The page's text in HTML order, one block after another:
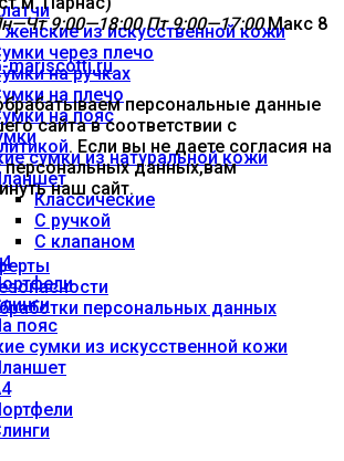
из искусственной кожи
через плечо
на ручках
на плечо
на пояс
сумки из натуральной кожи
Классические
С ручкой
С клапаном
пояс
сумки из искусственной кожи
9:00—18:00 Пт 9:00—17:00Макс 8
mariscotti.ru
персональные данные
сайта в соответствии с
. Если вы не даете согласия на
персональных данных,вам
наш сайт.
персональных данных